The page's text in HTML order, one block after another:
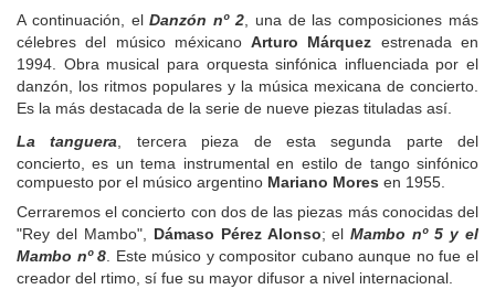
A continuación, elDanzón nº 2 , una de las composiciones más
célebres del músico méxicanoArturo Márquez estrenada en
1994.
Obra musical para orquesta sinfónica influenciada por el
danzón, los ritmos populares y la música mexicana de concierto.
Es la más destacada de la serie de nueve piezas tituladas así.
La tanguera , tercera pieza de esta segunda parte del
concierto,es un tema instrumental en estilo de tango sinfónico
compuesto por el músico argentino Mariano Mores en 1955.
Cerraremos el concierto con dos de las piezas más conocidas del
"Rey del Mambo", Dámaso Pérez Alonso; elMambo nº 5 y el
Mambo nº 8 . Este músico y compositor cubano aunque no fue el
creador del rtimo, sí fue su mayor difusor a nivel internacional.